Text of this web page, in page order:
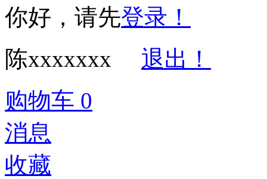
你好，请先登录！
陈xxxxxxx
退出！
购物车 0
消息
收藏